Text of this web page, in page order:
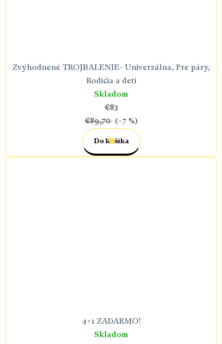
Zvýhodnené TROJBALENIE- Univerzálna, Pre páry,
Rodičia a deti
Skladom
€83
€89,70
(–7 %)
Do košíka
4+1 ZADARMO!
Skladom